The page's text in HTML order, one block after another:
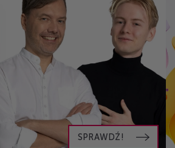
SPRAWDŹ!